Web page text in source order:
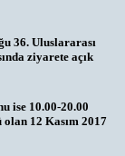
36. Uluslararası
ziyarete açık
ise 10.00-20.00
12 Kasım 2017